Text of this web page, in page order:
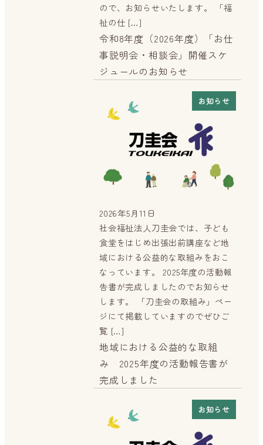
令和8年度（2026年度）「お仕
事説明会・相談会」開催スケ
ジュールのお知らせ
ので、お知らせいたします。 「福
祉の仕 […]
お知らせ
地域における公益的な取組
み 2025年度の活動報告書が
完成しました
社会福祉法人刀圭会では、子ども
食堂をはじめ出張出前講座など地
域における公益的な取組みをおこ
なっています。 2025年度の活動報
告書が完成しましたのでお知らせ
します。 「刀圭会の取組み」ペー
ジにて掲載していますのでぜひご
覧 […]
投稿日
2026年5月11日
お知らせ